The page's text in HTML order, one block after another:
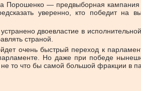
— предвыборная кампания
уверенно, кто победит на
двоевластие в
страной.
очень быстрый переход к
Но даже при победе
то что бы самой большой фракции в